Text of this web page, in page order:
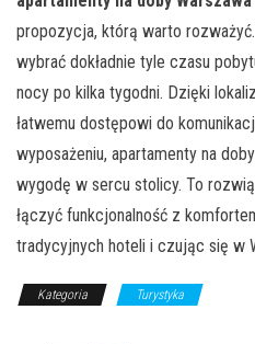
propozycja, którą warto
wybrać dokładnie tyle czasu
nocy po kilka tygodni. Dzięki
łatwemu dostępowi do
wyposażeniu, apartamenty na
wygodę w sercu stolicy. To
łączyć funkcjonalność z
tradycyjnych hoteli i czując się w
Kategoria Turystyka